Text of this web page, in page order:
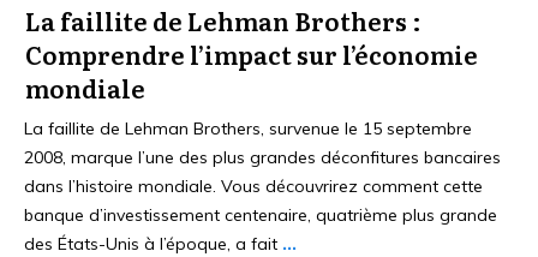
La faillite de Lehman Brothers :
Comprendre l’impact sur l’économie
mondiale
La faillite de Lehman Brothers, survenue le 15 septembre
2008, marque l’une des plus grandes déconfitures bancaires
dans l’histoire mondiale. Vous découvrirez comment cette
banque d’investissement centenaire, quatrième plus grande
des États-Unis à l’époque, a fait ...